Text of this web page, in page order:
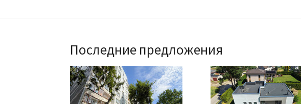
Последние предложения